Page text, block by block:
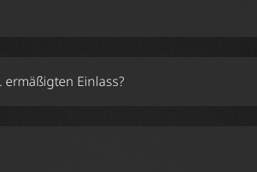
Einlass?